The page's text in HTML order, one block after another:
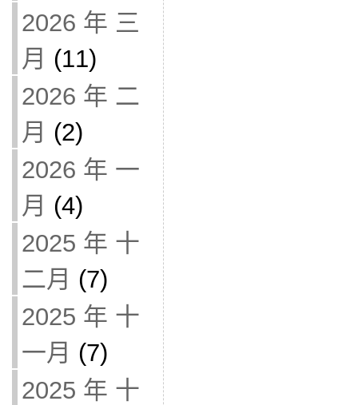
2026 年 三
月 (11)
2026 年 二
月 (2)
2026 年 一
月 (4)
2025 年 十
二月 (7)
2025 年 十
一月 (7)
2025 年 十